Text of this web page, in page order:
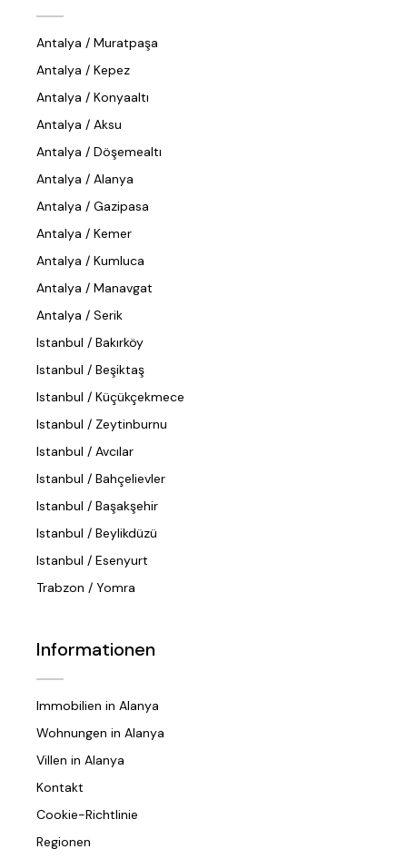
Antalya / Muratpaşa
Antalya / Kepez
Antalya / Konyaaltı
Antalya / Aksu
Antalya / Döşemealtı
Antalya / Alanya
Antalya / Gazipasa
Antalya / Kemer
Antalya / Kumluca
Antalya / Manavgat
Antalya / Serik
Istanbul / Bakırköy
Istanbul / Beşiktaş
Istanbul / Küçükçekmece
Istanbul / Zeytinburnu
Istanbul / Avcılar
Istanbul / Bahçelievler
Istanbul / Başakşehir
Istanbul / Beylikdüzü
Istanbul / Esenyurt
Trabzon / Yomra
Informationen
Immobilien in Alanya
Wohnungen in Alanya
Villen in Alanya
Kontakt
Cookie-Richtlinie
Regionen